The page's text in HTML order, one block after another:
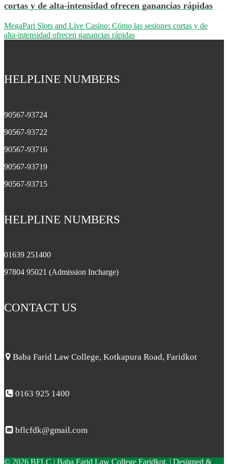
cortas y de alta‑intensidad ofrecen ganancias rápidas
MegaPari Slots and Live Casino: Cómo las sesiones cortas y de
alta‑intensidad ofrecen ganancias rápidas
HELPLINE NUMBERS
90567-93724
90567-93722
90567-93716
90567-93719
90567-93715
HELPLINE NUMBERS
01639 251400
97804 95021 (Admission Incharge)
CONTACT US
Baba Farid Law College, Kotkapura Road, Faridkot
0163 925 1400
bflcfdk@gmail.com
© 2026 BFLC | Baba Farid Law College Faridkot. | Designed &